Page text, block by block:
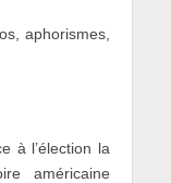
aphorismes,
à l’élection la
américaine